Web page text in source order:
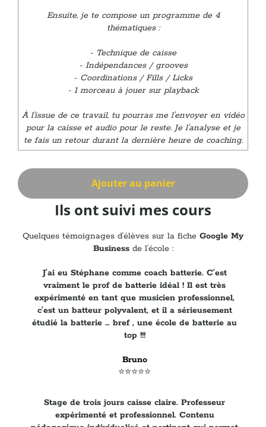
Ensuite, je te compose un programme de 4
thématiques :
- Technique de caisse
- Indépendances / grooves
- Coordinations / Fills / Licks
- 1 morceau à jouer sur playback
À l'issue de ce travail, tu pourras me l'envoyer en vidéo
pour la caisse et audio pour le reste. Je l'analyse et je
te fais un retour durant la dernière heure de coaching.
Ajouter au panier
Ils ont suivi mes cours
Quelques témoignages d'élèves sur la fiche Google My
Businessde l'école :
J’ai eu Stéphane comme coach batterie. C’est
vraiment le prof de batterie idéal ! Il est très
expérimenté en tant que musicien professionnel,
c’est un batteur polyvalent, et il a sérieusement
étudié la batterie … bref , une école de batterie au
top !!!
Bruno
⭐️⭐️⭐️⭐️⭐️
Stage de trois jours caisse claire. Professeur
expérimenté et professionnel. Contenu